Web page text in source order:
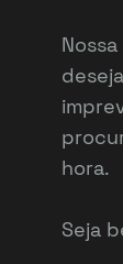
hora.
Seja